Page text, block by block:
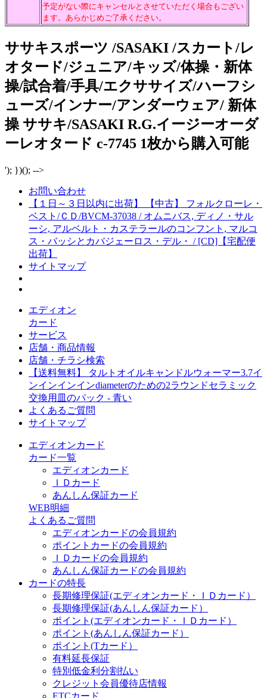
予定がない際にキャンセルとさせていただく場合もござい
ます。あらかじめご了承ください。
ササキスポーツ /SASAKI /スカート/レ
オタード/ジュニア/キッズ/体操・新体
操/試合着/手具/エクササイズ/ハーフシ
ューズ/インナー/アンダーウェア/ 新体
操 ササキ/SASAKI R.G.イージーオーダ
ーレオタード c-7745 1枚から購入可能
'); })(); -->
お問い合わせ
【１日～３日以内に出荷】 【中古】 フォルクローレ・
ベスト/ＣＤ/BVCM-37038 / オムニバス, ディノ・サル
ーシ, アルベルト・カステラールのコンフント, マルコ
ス・バッシとカバジェーロス・デル・ / [CD]【宅配便
出荷】
サイトマップ
エディオン
カード
サービス
店舗・商品情報
店舗・チラシ検索
【送料無料】 タルトオイルキャンドルウォーマー3.7イ
ンインインインdiameterのための2ラウンドセラミック
交換用皿のパック - 青い
よくあるご質問
サイトマップ
エディオンカード
カード一覧
エディオンカード
ＩＤカード
あんしん保証カード
WEB明細
よくあるご質問
エディオンカードの会員規約
ポイントカードの会員規約
ＩＤカードの会員規約
あんしん保証カードの会員規約
カードの特長
長期修理保証(エディオンカード・ＩＤカード）
長期修理保証(あんしん保証カード）
ポイント(エディオンカード・ＩＤカード）
ポイント(あんしん保証カード）
ポイント(Tカード）
有料延長保証
特別低金利分割払い
クレジット会員優待店情報
ETCカード